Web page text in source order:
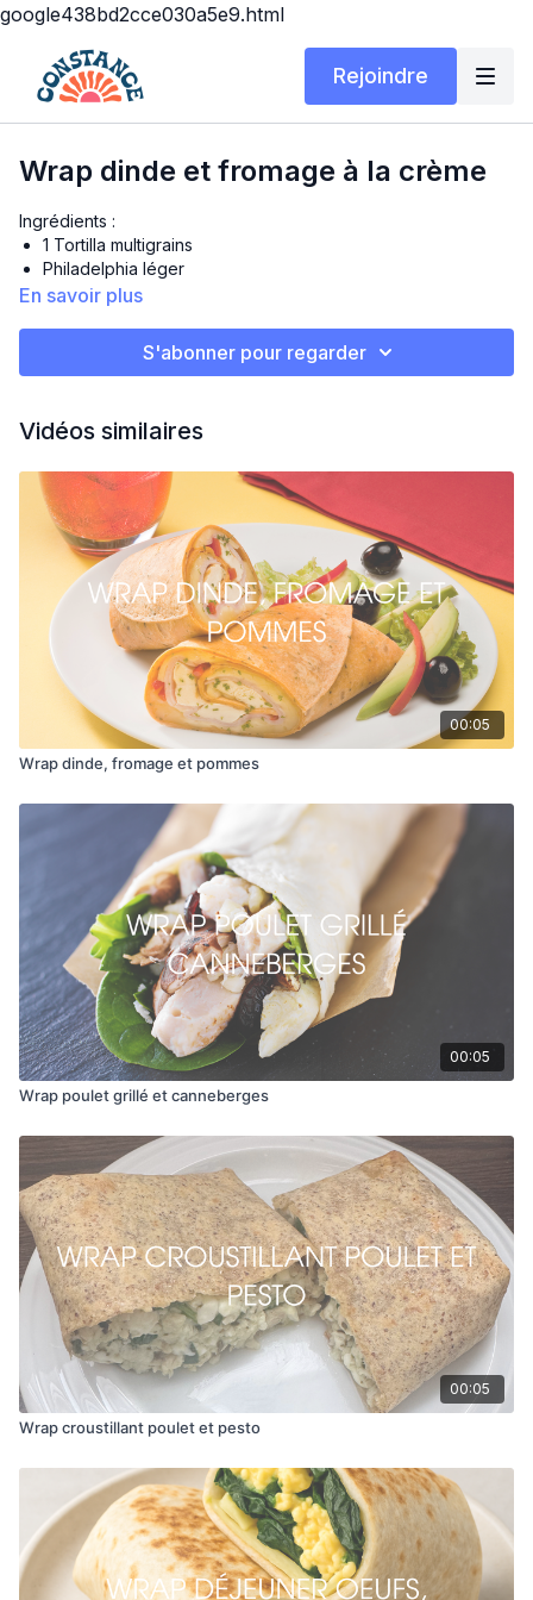
google438bd2cce030a5e9.html
Rejoindre
Wrap dinde et fromage à la crème
Ingrédients :
1 Tortilla multigrains
Philadelphia léger
Quelques épinards
Ajouter quelques épinards, les tranches de dindes et
Rouler et couper en rondelles.
Mettre au Air Fryer pour 6 minutes à 350F.
En savoir plus
S'abonner pour regarder
Vidéos similaires
00:05
Wrap dinde, fromage et pommes
00:05
Wrap poulet grillé et canneberges
00:05
Wrap croustillant poulet et pesto